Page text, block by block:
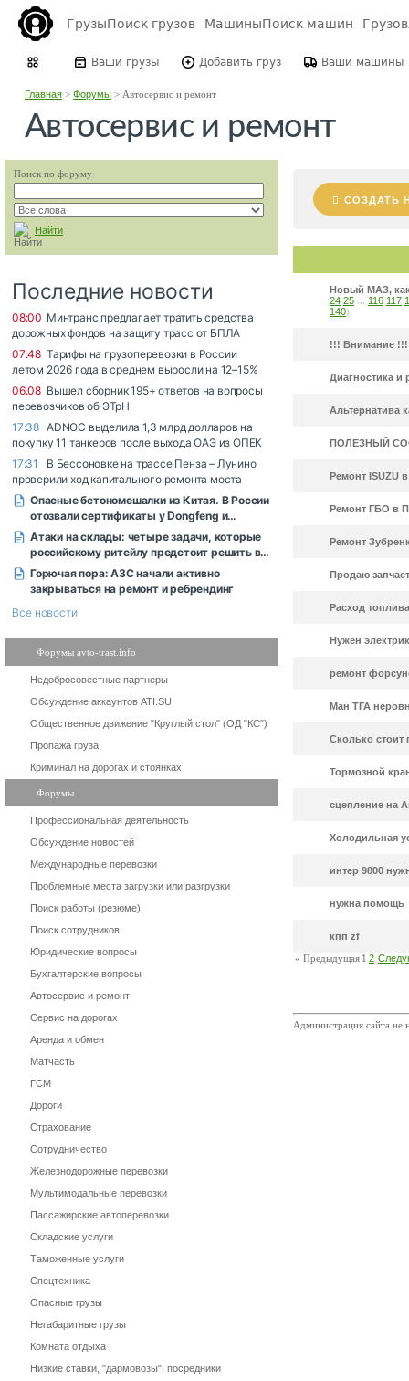
ГрузыПоиск грузов МашиныПоиск машин
Ваши грузы Добавить груз Ваши машины
Автосервис и ремонт
Главная > Форумы > Автосервис и ремонт
Поиск по форуму
Найти
Форумы avto-trast.info
Недобросовестные партнеры
Обсуждение аккаунтов ATI.SU
Общественное движение "Круглый стол" (ОД "КС")
Пропажа груза
Криминал на дорогах и стоянках
Форумы
Профессиональная деятельность
Обсуждение новостей
Международные перевозки
Проблемные места загрузки или разгрузки
Поиск работы (резюме)
Поиск сотрудников
Юридические вопросы
Бухгалтерские вопросы
Автосервис и ремонт
Сервис на дорогах
Аренда и обмен
Матчасть
ГСМ
Дороги
Страхование
Сотрудничество
Железнодорожные перевозки
Мультимодальные перевозки
Пассажирские автоперевозки
Складские услуги
Таможенные услуги
Спецтехника
Опасные грузы
Негабаритные грузы
Комната отдыха
Низкие ставки, "дармовозы", посредники
СОЗДАТЬ
Новый МАЗ, как
24 25 ... 116 117
140)
!!! Внимание
Диагностика и
Альтернатива
ПОЛЕЗНЫЙ
Ремонт ISUZU
Ремонт ГБО в
Ремонт
Продаю
Расход
Нужен электрик
ремонт
Ман ТГА
Сколько стоит
Тормозной
сцепление на
Холодильная
интер 9800
нужна помощь
кпп zf
« Предыдущая 1 2
Администрация сайта не